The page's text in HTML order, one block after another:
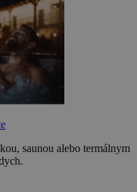
saunou alebo termálnym